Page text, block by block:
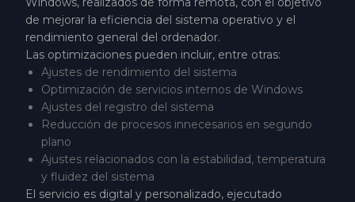
de mejorar la eficiencia del sistema operativo y el
rendimiento general del ordenador.
Las optimizaciones pueden incluir, entre otras:
Ajustes de rendimiento del sistema
Optimización de servicios internos de Windows
Ajustes del registro del sistema
Reducción de procesos innecesarios en segundo
plano
Ajustes relacionados con la estabilidad, temperatura
y fluidez del sistema
El servicio es digital y personalizado, ejecutado